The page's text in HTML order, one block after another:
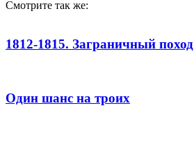
Смотрите так же:
1812-1815. Заграничный поход
Один шанс на троих